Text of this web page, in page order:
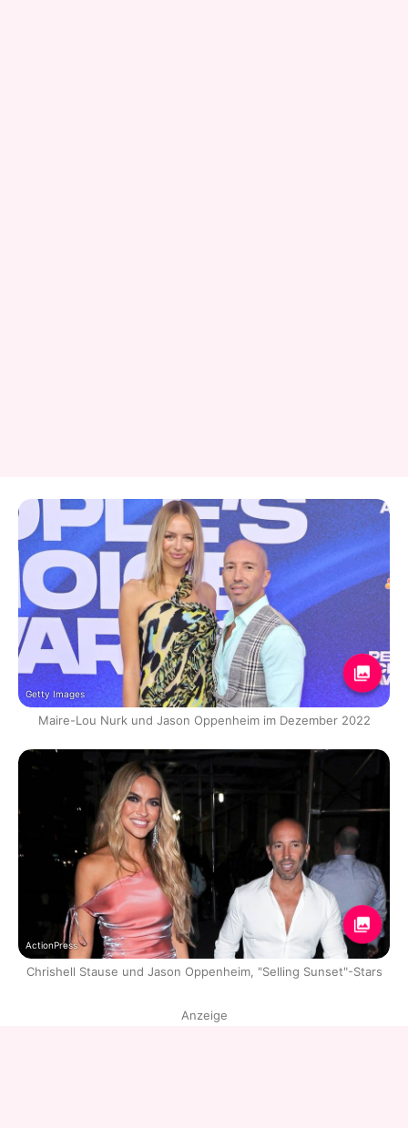
Getty Images
Maire-Lou Nurk und Jason Oppenheim im Dezember 2022
ActionPress
Chrishell Stause und Jason Oppenheim, "Selling Sunset"-Stars
Anzeige